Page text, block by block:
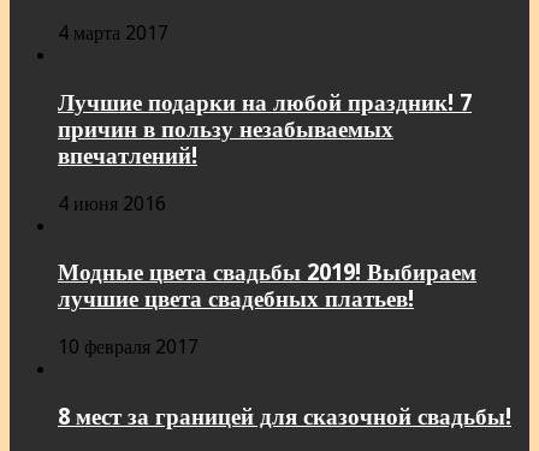
4 марта 2017
Лучшие подарки на любой праздник! 7
причин в пользу незабываемых
впечатлений!
4 июня 2016
Модные цвета свадьбы 2019! Выбираем
лучшие цвета свадебных платьев!
10 февраля 2017
8 мест за границей для сказочной свадьбы!